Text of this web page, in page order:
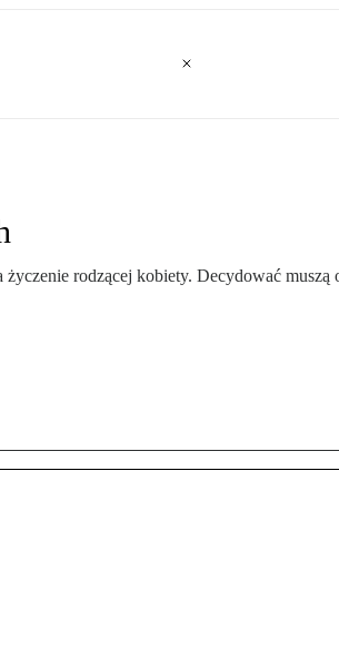
rodzącej kobiety. Decydować